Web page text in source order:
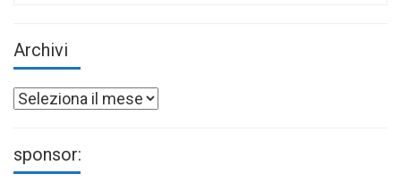
Archivi
Archivi
sponsor: